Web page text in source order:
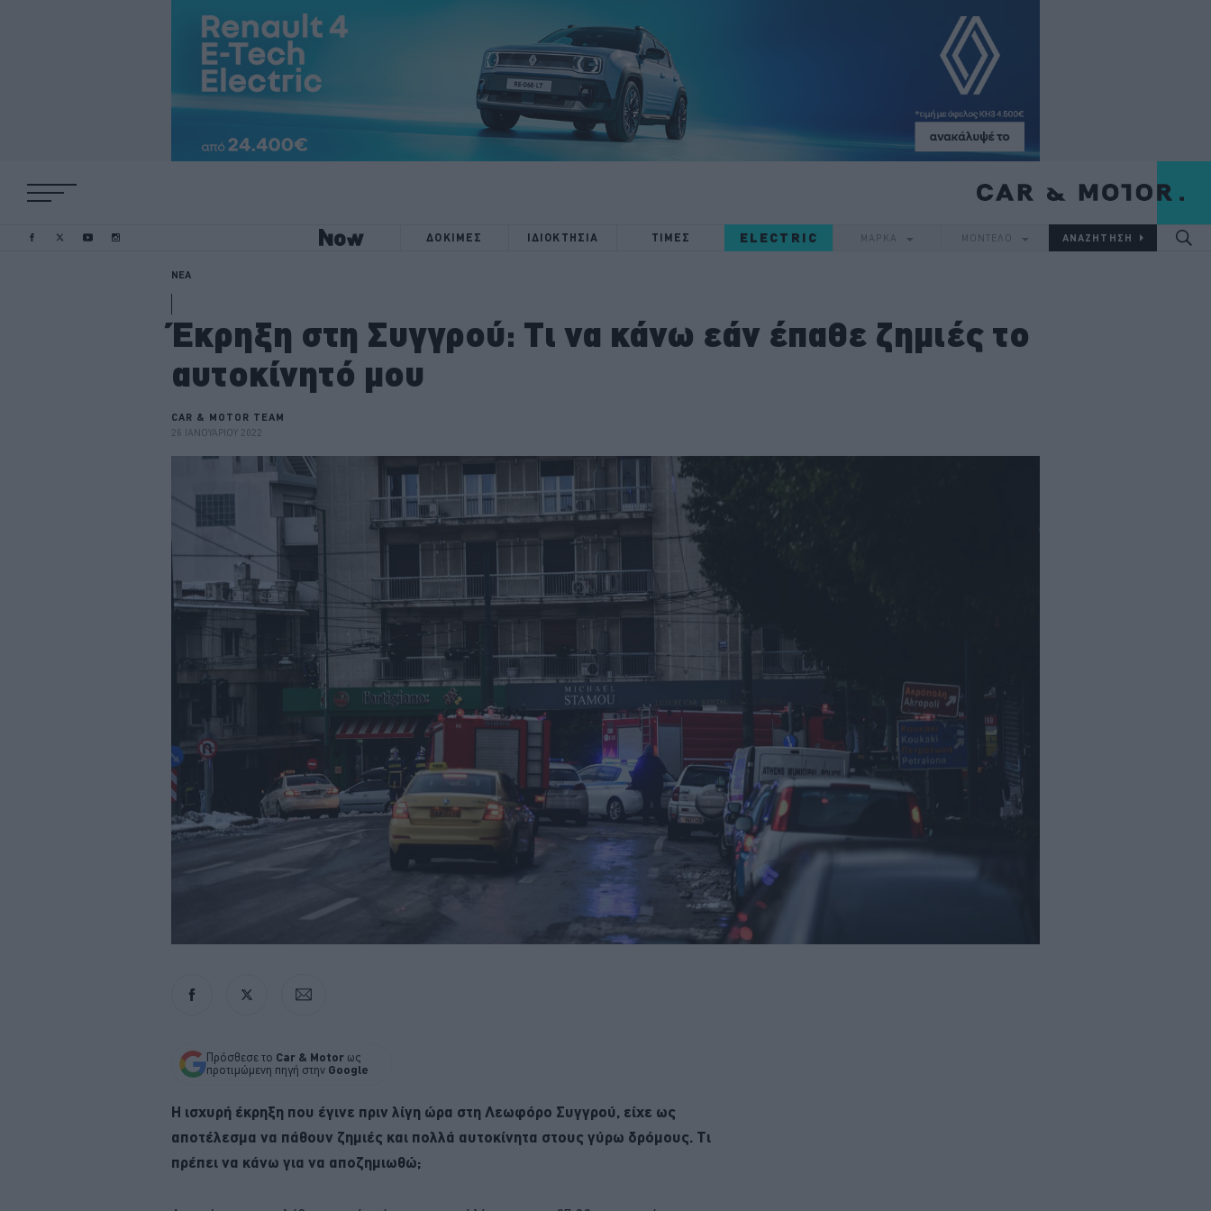
ΔΟΚΙΜΕΣ ΙΔΙΟΚΤΗΣΙΑ ΤΙΜΕΣ ELECTRIC ΜΑΡΚΑ ΜΟΝΤΕΛΟ
ΝΕΑ
Έκρηξη στη Συγγρού: Τι να κάνω εάν έπαθε ζημιές το
αυτοκίνητό μου
CAR & MOTOR TEAM
26 ΙΑΝΟΥΑΡΙΟΥ 2022
Πρόσθεσε το Car & Motor ως
προτιμώμενη πηγή στην Google
Η ισχυρή έκρηξη που έγινε πριν λίγη ώρα στη Λεωφόρο Συγγρού, είχε ως
αποτέλεσμα να πάθουν ζημιές και πολλά αυτοκίνητα στους γύρω δρόμους. Τι
πρέπει να κάνω για να αποζημιωθώ;